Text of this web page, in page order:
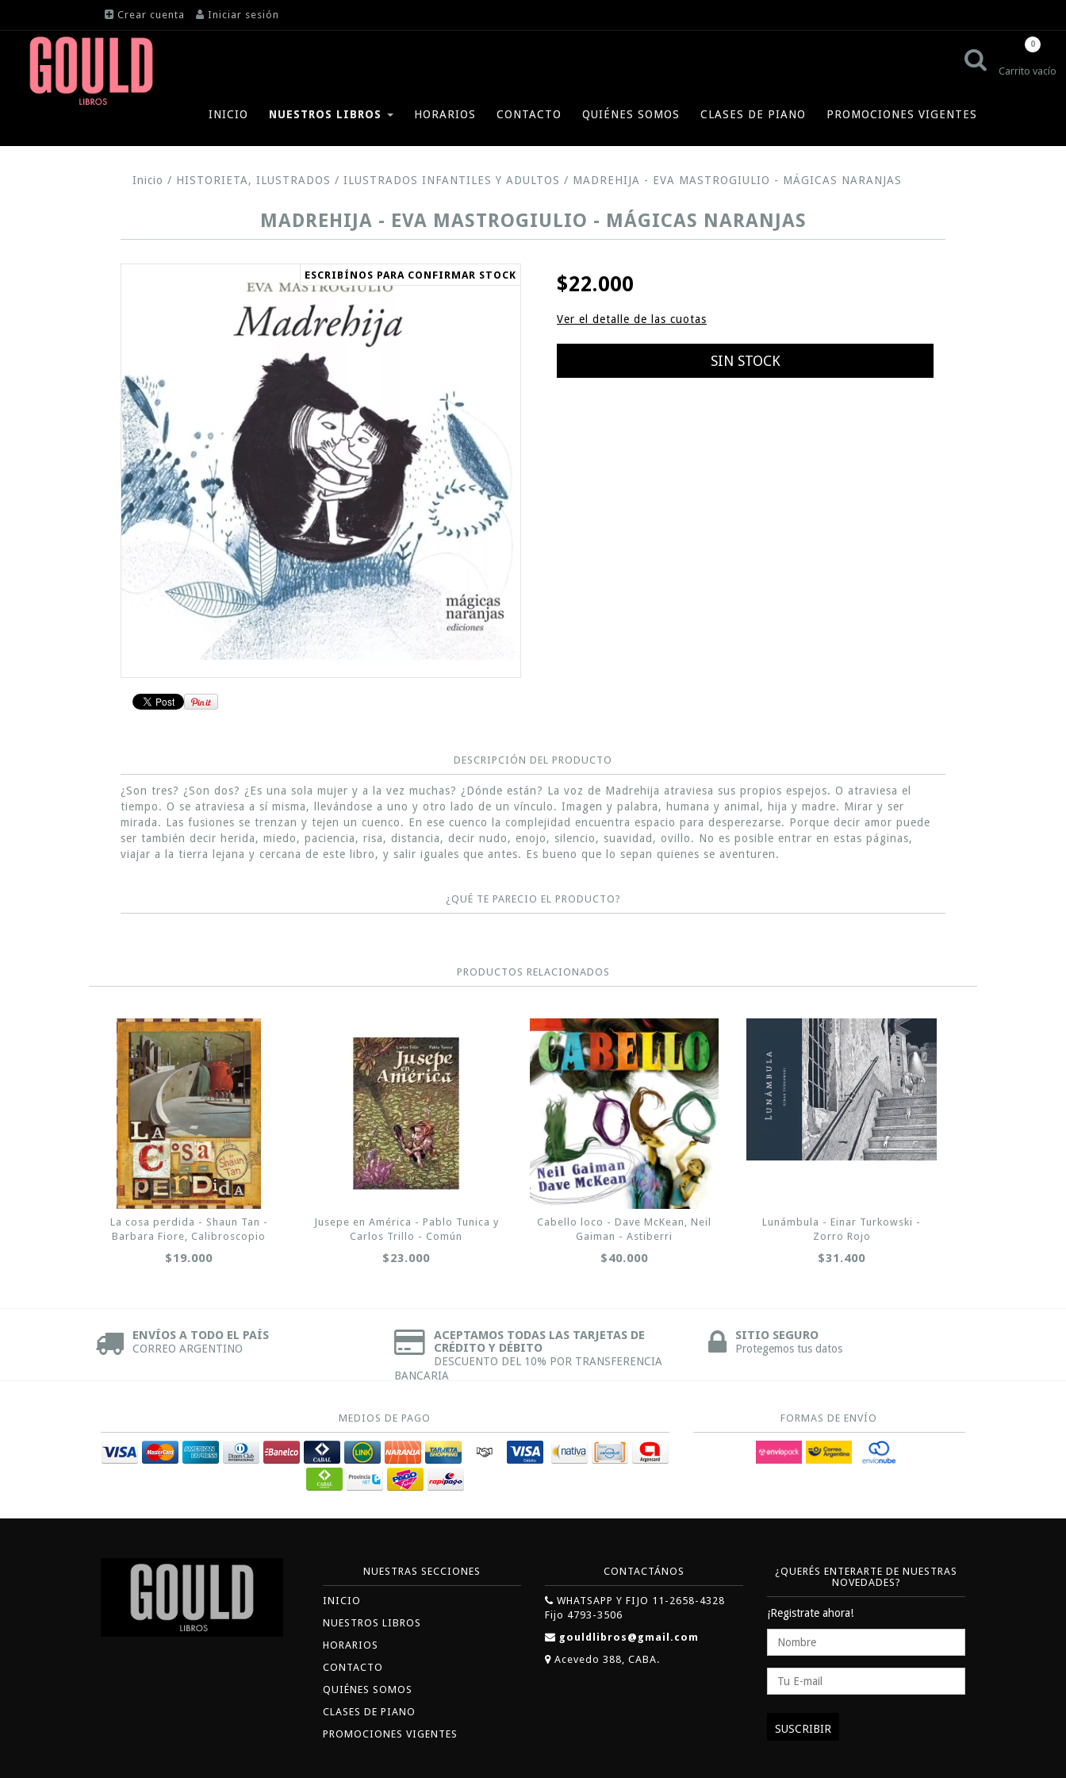
Crear cuenta Iniciar sesión
Carrito vacío
0
INICIO NUESTROS LIBROS HORARIOS CONTACTO QUIÉNES SOMOS CLASES DE PIANO PROMOCIONES VIGENTES
Inicio / HISTORIETA, ILUSTRADOS / ILUSTRADOS INFANTILES Y ADULTOS / MADREHIJA - EVA MASTROGIULIO - MÁGICAS NARANJAS
MADREHIJA - EVA MASTROGIULIO - MÁGICAS NARANJAS
ESCRIBÍNOS PARA CONFIRMAR STOCK $22.000
Ver el detalle de las cuotas
DESCRIPCIÓN DEL PRODUCTO
¿Son tres? ¿Son dos? ¿Es una sola mujer y a la vez muchas? ¿Dónde están? La voz de Madrehija atraviesa sus propios espejos. O atraviesa el
tiempo. O se atraviesa a sí misma, llevándose a uno y otro lado de un vínculo. Imagen y palabra, humana y animal, hija y madre. Mirar y ser
mirada. Las fusiones se trenzan y tejen un cuenco. En ese cuenco la complejidad encuentra espacio para desperezarse. Porque decir amor puede
ser también decir herida, miedo, paciencia, risa, distancia, decir nudo, enojo, silencio, suavidad, ovillo. No es posible entrar en estas páginas,
viajar a la tierra lejana y cercana de este libro, y salir iguales que antes. Es bueno que lo sepan quienes se aventuren.
¿QUÉ TE PARECIO EL PRODUCTO?
PRODUCTOS RELACIONADOS
La cosa perdida - Shaun Tan -
Barbara Fiore, Calibroscopio
$19.000
Jusepe en América - Pablo Tunica y
Carlos Trillo - Común
$23.000
Cabello loco - Dave McKean, Neil
Gaiman - Astiberri
$40.000
Lunámbula - Einar Turkowski -
Zorro Rojo
$31.400
ENVÍOS A TODO EL PAÍS
CORREO ARGENTINO
ACEPTAMOS TODAS LAS TARJETAS DE
CRÉDITO Y DÉBITO
DESCUENTO DEL 10% POR TRANSFERENCIA
BANCARIA
SITIO SEGURO
Protegemos tus datos
MEDIOS DE PAGO FORMAS DE ENVÍO
NUESTRAS SECCIONES
INICIO
NUESTROS LIBROS
HORARIOS
CONTACTO
QUIÉNES SOMOS
CLASES DE PIANO
PROMOCIONES VIGENTES
CONTACTÁNOS
WHATSAPP Y FIJO 11-2658-4328
Fijo 4793-3506
gouldlibros@gmail.com
Acevedo 388, CABA.
¿QUERÉS ENTERARTE DE NUESTRAS
NOVEDADES?
¡Registrate ahora!